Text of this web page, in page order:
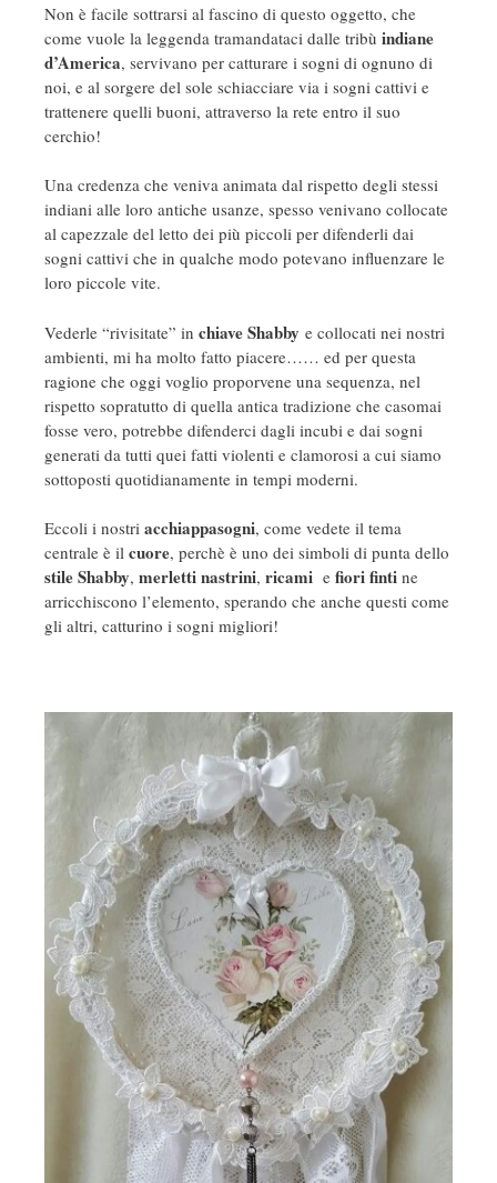
Non è facile sottrarsi al fascino di questo oggetto, che
come vuole la leggenda tramandataci dalle tribù indiane
d’America, servivano per catturare i sogni di ognuno di
noi, e al sorgere del sole schiacciare via i sogni cattivi e
trattenere quelli buoni, attraverso la rete entro il suo
cerchio!
Una credenza che veniva animata dal rispetto degli stessi
indiani alle loro antiche usanze, spesso venivano collocate
al capezzale del letto dei più piccoli per difenderli dai
sogni cattivi che in qualche modo potevano influenzare le
loro piccole vite.
Vederle “rivisitate” in chiave Shabby e collocati nei nostri
ambienti, mi ha molto fatto piacere…… ed per questa
ragione che oggi voglio proporvene una sequenza, nel
rispetto sopratutto di quella antica tradizione che casomai
fosse vero, potrebbe difenderci dagli incubi e dai sogni
generati da tutti quei fatti violenti e clamorosi a cui siamo
sottoposti quotidianamente in tempi moderni.
Eccoli i nostri acchiappasogni, come vedete il tema
centrale è il cuore, perchè è uno dei simboli di punta dello
stile Shabby, merletti nastrini, ricami e fiori finti ne
arricchiscono l’elemento, sperando che anche questi come
gli altri, catturino i sogni migliori!